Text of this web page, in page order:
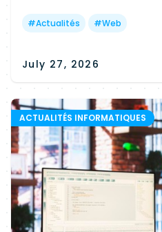
et les bonnes pratiques.
#Actualités #Web
July 27, 2026
ACTUALITÉS INFORMATIQUES